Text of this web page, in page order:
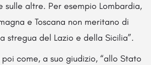
sulle altre. Per esempio Lombardia,
e Toscana non meritano di
stregua del Lazio e della Sicilia”.
come, a suo giudizio, “allo Stato